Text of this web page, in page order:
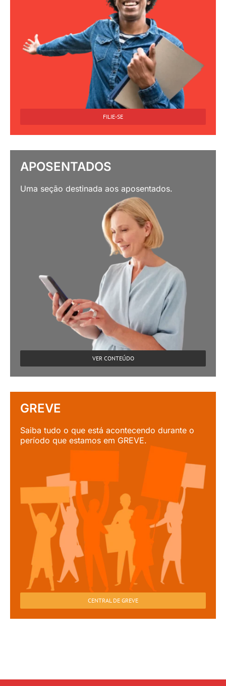
FILIE-SE
APOSENTADOS
Uma seção destinada aos aposentados.
VER CONTEÚDO
GREVE
Saiba tudo o que está acontecendo durante o
período que estamos em GREVE.
CENTRAL DE GREVE